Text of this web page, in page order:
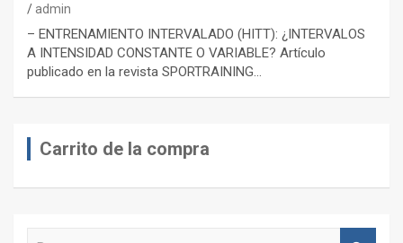
admin
– ENTRENAMIENTO INTERVALADO (HITT): ¿INTERVALOS
A INTENSIDAD CONSTANTE O VARIABLE? Artículo
publicado en la revista SPORTRAINING…
Carrito de la compra